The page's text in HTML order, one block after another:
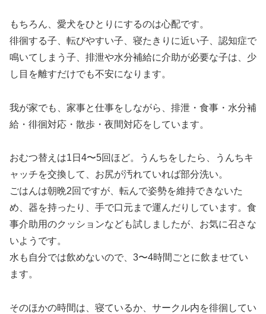
もちろん、愛犬をひとりにするのは心配です。
徘徊する子、転びやすい子、寝たきりに近い子、認知症で
鳴いてしまう子、排泄や水分補給に介助が必要な子は、少
し目を離すだけでも不安になります。
我が家でも、家事と仕事をしながら、排泄・食事・水分補
給・徘徊対応・散歩・夜間対応をしています。
おむつ替えは1日4〜5回ほど。うんちをしたら、うんちキ
ャッチを交換して、お尻が汚れていれば部分洗い。
ごはんは朝晩2回ですが、転んで姿勢を維持できないた
め、器を持ったり、手で口元まで運んだりしています。食
事介助用のクッションなども試しましたが、お気に召さな
いようです。
水も自分では飲めないので、3〜4時間ごとに飲ませてい
ます。
そのほかの時間は、寝ているか、サークル内を徘徊してい